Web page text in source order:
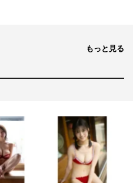
もっと見る